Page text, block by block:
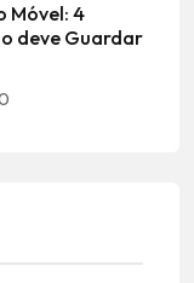
Móvel: 4
deve Guardar